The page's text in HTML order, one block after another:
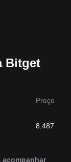
Bitget
Preço
8.487
acompanhar